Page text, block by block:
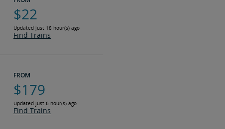
$22
Updated just 18 hour(s) ago
Find Trains
FROM
$179
Updated just 6 hour(s) ago
Find Trains